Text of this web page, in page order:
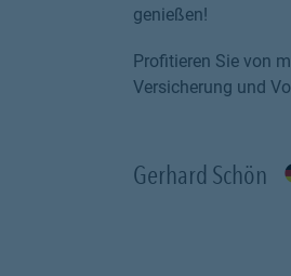
genießen!
Profitieren Sie von
Versicherung und
Gerhard Schön